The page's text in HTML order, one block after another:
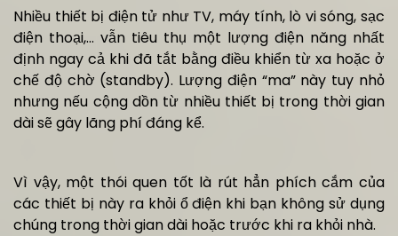
Nhiều thiết bị điện tử như TV, máy tính, lò vi sóng, sạc
điện thoại,… vẫn tiêu thụ một lượng điện năng nhất
định ngay cả khi đã tắt bằng điều khiển từ xa hoặc ở
chế độ chờ (standby). Lượng điện “ma” này tuy nhỏ
nhưng nếu cộng dồn từ nhiều thiết bị trong thời gian
dài sẽ gây lãng phí đáng kể.
Vì vậy, một thói quen tốt là rút hẳn phích cắm của
các thiết bị này ra khỏi ổ điện khi bạn không sử dụng
chúng trong thời gian dài hoặc trước khi ra khỏi nhà.